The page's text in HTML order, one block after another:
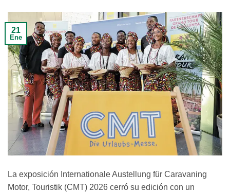
21
Ene
La exposición Internationale Austellung für Caravaning
Motor, Touristik (CMT) 2026 cerró su edición con un